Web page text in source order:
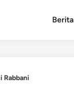
Berita
Rabbani